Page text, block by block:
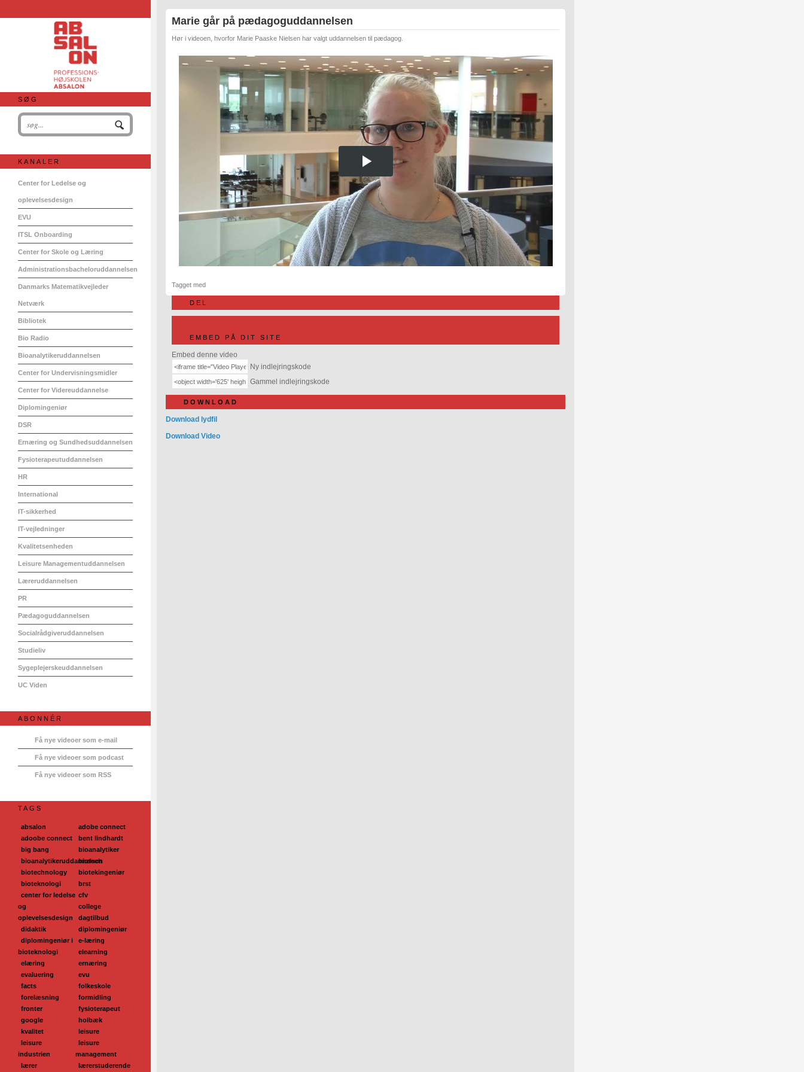
SØG
KANALER
Center for Ledelse og
oplevelsesdesign
EVU
ITSL Onboarding
Center for Skole og Læring
Administrationsbacheloruddannelsen
Danmarks Matematikvejleder
Netværk
Bibliotek
Bio Radio
Bioanalytikeruddannelsen
Center for Undervisningsmidler
Center for Videreuddannelse
Diplomingeniør
DSR
Ernæring og Sundhedsuddannelsen
Fysioterapeutuddannelsen
HR
International
IT-sikkerhed
IT-vejledninger
Kvalitetsenheden
Leisure Managementuddannelsen
Læreruddannelsen
PR
Pædagoguddannelsen
Socialrådgiveruddannelsen
Studieliv
Sygeplejerskeuddannelsen
UC Viden
ABONNÉR
Få nye videoer som e-mail
Få nye videoer som podcast
Få nye videoer som RSS
TAGS
absalon
adobe connect
adoobe connect
bent lindhardt
big bang
bioanalytiker
bioanalytikeruddannelsen
biotech
biotechnology
biotekingeniør
bioteknologi
brst
center for ledelse
og
oplevelsesdesign
cfv
college
dagtilbud
didaktik
diplomingeniør
diplomingeniør i
bioteknologi
e-læring
elearning
elæring
ernæring
evaluering
evu
facts
folkeskole
forelæsning
formidling
fronter
fysioterapeut
google
holbæk
kvalitet
leisure
leisure
industrien
leisure
management
lærer
lærerstuderende
Marie går på pædagoguddannelsen
Hør i videoen, hvorfor Marie Paaske Nielsen har valgt uddannelsen til pædagog.
Tagget med
DEL
EMBED PÅ DIT SITE
Embed denne video
Ny indlejringskode
Gammel indlejringskode
DOWNLOAD
Download lydfil
Download Video